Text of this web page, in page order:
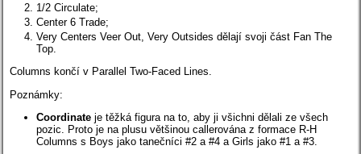
1/2 Circulate;
Center 6 Trade;
Very Centers Veer Out, Very Outsides dělají svoji část Fan The
Top.
Columns končí v Parallel Two-Faced Lines.
Poznámky:
Coordinate je těžká figura na to, aby ji všichni dělali ze všech
pozic. Proto je na plusu většinou callerována z formace R-H
Columns s Boys jako tanečníci #2 a #4 a Girls jako #1 a #3.